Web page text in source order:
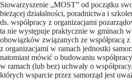
Stowarzyszenie „MOST” od początku
bieżącej działalności, poradnictwa i
ds. współpracy z organizacjami
ta nie występuje praktycznie w gminach
obowiązków związanych ze współpracą
z organizacjami w ramach jednostki
natomiast mówić o budowaniu
w ramach (lub bez) uchwały o
których wsparcie przez samorząd jest